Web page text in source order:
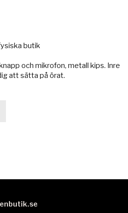
butik
och mikrofon, metall kips. Inre
att sätta på örat.